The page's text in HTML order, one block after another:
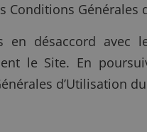
Conditions Générales
en désaccord avec
le Site. En
d’Utilisation